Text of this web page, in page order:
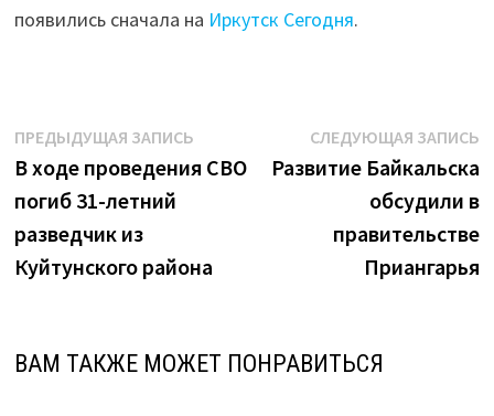
появились сначала на Иркутск Сегодня.
Навигация
по
записям
ПРЕДЫДУЩАЯ ЗАПИСЬПредыдущая
запись:
В ходе проведения СВО
погиб 31-летний
разведчик из
Куйтунского района
СЛЕДУЮЩАЯ ЗАПИСЬ
Развитие Байкальска
обсудили в
правительстве
Приангарья
ВАМ ТАКЖЕ МОЖЕТ ПОНРАВИТЬСЯ